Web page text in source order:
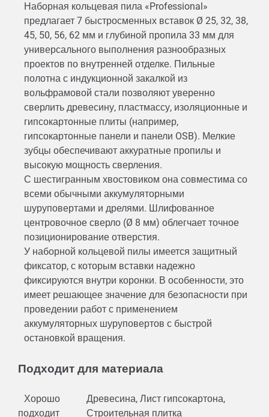
Наборная кольцевая пила «Professional»
предлагает 7 быстросменных вставок Ø 25, 32, 38,
45, 50, 56, 62 мм и глубиной пропила 33 мм для
универсального выполнения разнообразных
проектов по внутренней отделке. Пильные
полотна с индукционной закалкой из
вольфрамовой стали позволяют уверенно
сверлить древесину, пластмассу, изоляционные и
гипсокартонные плиты (например,
гипсокартонные панели и панели OSB). Мелкие
зубцы обеспечивают аккуратные пропилы и
высокую мощность сверления.
С шестигранным хвостовиком она совместима со
всеми обычными аккумуляторными
шуруповертами и дрелями. Шлифованное
центровочное сверло (Ø 8 мм) облегчает точное
позиционирование отверстия.
У наборной кольцевой пилы имеется защитный
фиксатор, с которым вставки надежно
фиксируются внутри коронки. В особенности, это
имеет решающее значение для безопасности при
проведении работ с применением
аккумуляторных шуруповертов с быстрой
остановкой вращения.
Подходит для материала
Хорошо
подходит
Древесина, Лист гипсокартона,
Строительная плитка